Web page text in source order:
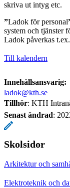
skriva ut intyg etc.
”Ladok för personal
system och tjänster
Ladok påverkas
Till kalendern
Innehållsansvarig:
ladok@kth.se
Tillhör: KTH
Senast ändrad:
Skolsidor
Arkitektur och
Elektroteknik och